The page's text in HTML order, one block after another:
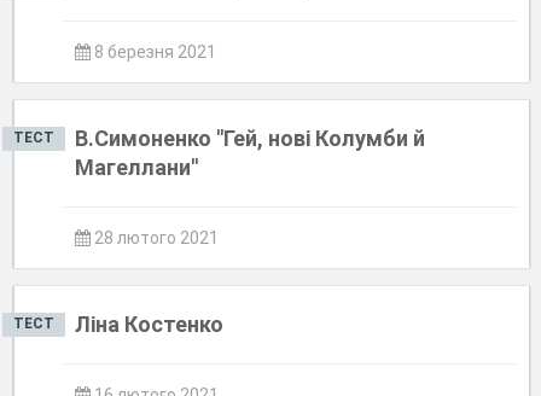
8 березня 2021
ТЕСТ
В.Симоненко "Гей, нові Колумби й
Магеллани"
28 лютого 2021
ТЕСТ Ліна Костенко